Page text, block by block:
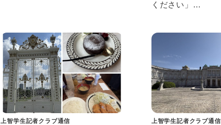
ください」
上智学生記者クラブ通信 上智学生記者クラブ通信